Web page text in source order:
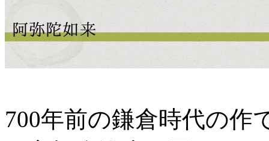
700年前の鎌倉時代の作